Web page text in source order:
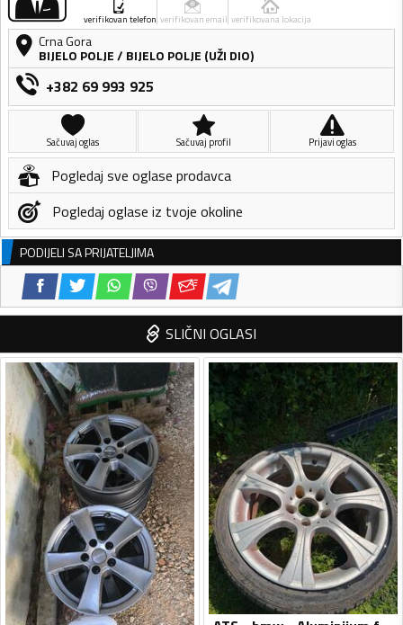
verifikovan telefon verifikovan email verifikovana lokacija
Crna Gora
BIJELO POLJE/ BIJELO POLJE (UŽI DIO)
+382 69 993 925
Sačuvaj oglas Sačuvaj profil Prijavi oglas
Pogledaj sve oglase prodavca
Pogledaj oglase iz tvoje okoline
PODIJELI SA PRIJATELJIMA
SLIČNI OGLASI